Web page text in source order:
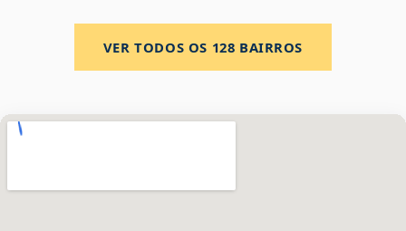
VER TODOS OS 128 BAIRROS